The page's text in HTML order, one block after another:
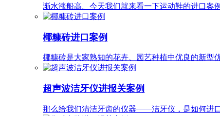
渐水涨船高。今天我们就来看一下运动鞋的进口案
椰糠砖进口案例
椰糠砖是大家熟知的花卉、园艺种植中优良的新型
超声波洁牙仪进报关案例
那么给我们清洁牙齿的仪器——洁牙仪，是如何进